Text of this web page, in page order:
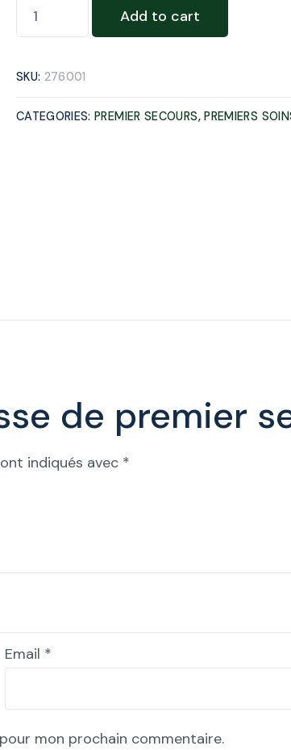
Création de site
Add to cart
SKU: 276001
CATEGORIES: PREMIER SECOURS, PREMIERS
de premier
indiqués avec *
Email *
mon prochain commentaire.